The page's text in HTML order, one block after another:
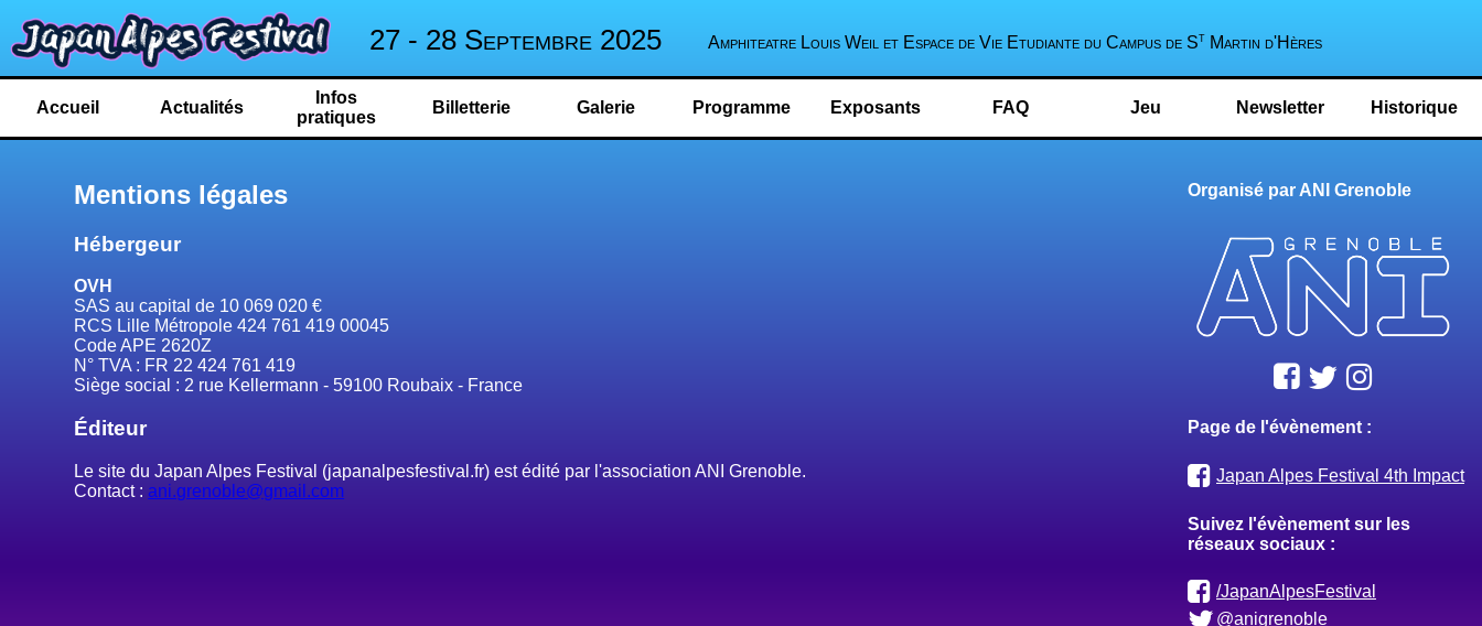
27 - 28 Septembre 2025 Amphiteatre Louis Weil et Espace de Vie Etudiante du Campus de St Martin d'Hères
Accueil Actualités
Infos
pratiques
Billetterie Galerie Programme Exposants FAQ Jeu Newsletter Historique
Mentions légales
Hébergeur
OVH
SAS au capital de 10 069 020 €
RCS Lille Métropole 424 761 419 00045
Code APE 2620Z
N° TVA : FR 22 424 761 419
Siège social : 2 rue Kellermann - 59100 Roubaix - France
Éditeur
Le site du Japan Alpes Festival (japanalpesfestival.fr) est édité par l'association ANI Grenoble.
Contact :ani.grenoble@gmail.com
Organisé par ANI Grenoble
Page de l'évènement :
Japan Alpes Festival 4th Impact
Suivez l'évènement sur les
réseaux sociaux :
/JapanAlpesFestival
@anigrenoble